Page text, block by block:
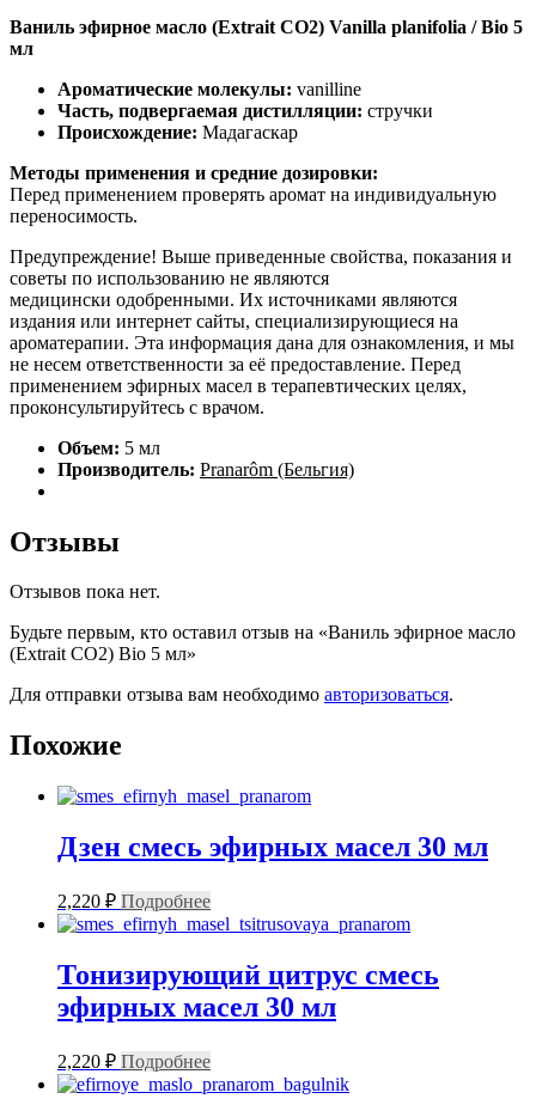
Ваниль эфирное масло (Extrait CO2) Vanilla planifolia / Bio 5
мл
Ароматические молекулы: vanilline
Часть, подвергаемая дистилляции: стручки
Происхождение: Мадагаскар
Методы применения и средние дозировки:
Перед применением проверять аромат на индивидуальную
переносимость.
Предупреждение! Выше приведенные свойства, показания и
советы по использованию не являются
медицински одобренными. Их источниками являются
издания или интернет сайты, специализирующиеся на
ароматерапии. Эта информация дана для ознакомления, и мы
не несем ответственности за её предоставление. Перед
применением эфирных масел в терапевтических целях,
проконсультируйтесь с врачом.
Объем: 5 мл
Производитель: Pranarôm (Бельгия)
Отзывы
Отзывов пока нет.
Будьте первым, кто оставил отзыв на «Ваниль эфирное масло
(Extrait CO2) Bio 5 мл»
Для отправки отзыва вам необходимо авторизоваться.
Похожие
Дзен смесь эфирных масел 30 мл
2,220 ₽ Подробнее
Тонизирующий цитрус смесь
эфирных масел 30 мл
2,220 ₽ Подробнее